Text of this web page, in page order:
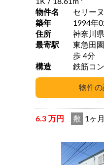
物件名
セリー
築年
1994年
住所
神奈川
最寄駅
東急田園
歩 4分
構造
鉄筋コ
6.3 万円 敷 1ヶ月